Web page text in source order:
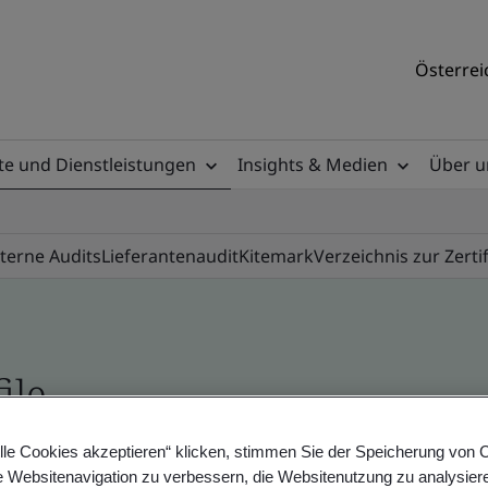
und Dienstleistungen Insights & Medien
Über
AuditsLieferantenauditKitemarkVerzeichnis zur
- Validation and Verification, Austrian
Cookies akzeptieren“ klicken, stimmen Sie der Speicherung von
Websitenavigation zu verbessern, die Websitenutzung zu